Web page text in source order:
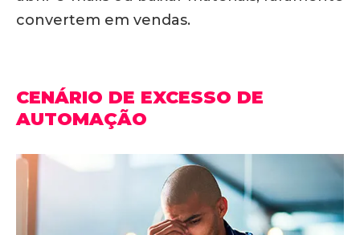
convertem em vendas.
CENÁRIO DE EXCESSO DE
AUTOMAÇÃO